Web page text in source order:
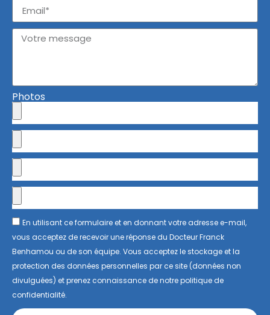
Photos
En utilisant ce formulaire et en donnant votre adresse e-mail,
vous acceptez de recevoir une réponse du Docteur Franck
Benhamou ou de son équipe. Vous acceptez le stockage et la
protection des données personnelles par ce site (données non
divulguées) et prenez connaissance de notre politique de
confidentialité.